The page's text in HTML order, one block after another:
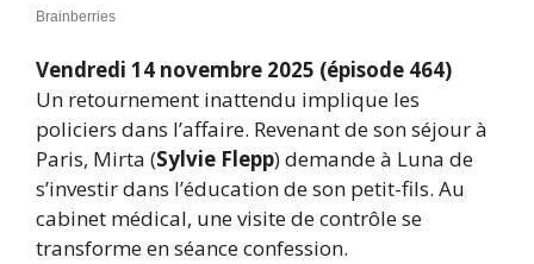
Vendredi 14 novembre 2025 (épisode 464)
Un retournement inattendu implique les
policiers dans l’affaire. Revenant de son séjour à
Paris, Mirta (Sylvie Flepp) demande à Luna de
s’investir dans l’éducation de son petit-fils. Au
cabinet médical, une visite de contrôle se
transforme en séance confession.